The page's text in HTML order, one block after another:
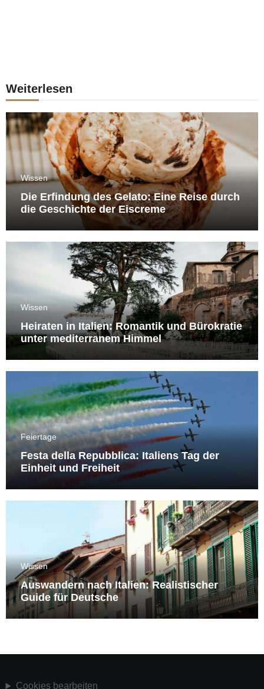
Weiterlesen
Wissen
Die Erfindung des Gelato: Eine Reise durch
die Geschichte der Eiscreme
Wissen
Heiraten in Italien: Romantik und Bürokratie
unter mediterranem Himmel
Feiertage
Festa della Repubblica: Italiens Tag der
Einheit und Freiheit
Wissen
Auswandern nach Italien: Realistischer
Guide für Deutsche
Cookies bearbeiten